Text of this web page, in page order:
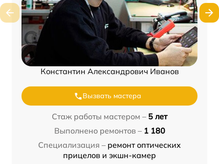
Константин Александрович Иванов
Вызвать мастера
Стаж работы мастером – 5 лет
Выполнено ремонтов – 1 180
Специализация – ремонт оптических
прицелов и экшн-камер